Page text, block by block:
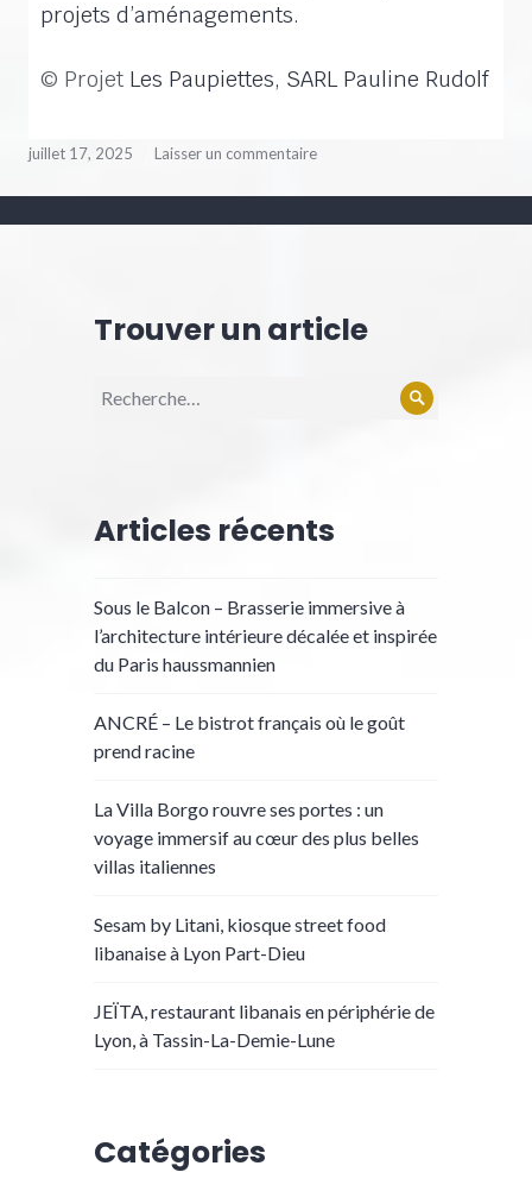
projets d’aménagements.
© Projet Les Paupiettes, SARL Pauline Rudolf
juillet 17, 2025 Laisser un commentaire
Trouver un article
Articles récents
Sous le Balcon – Brasserie immersive à
l’architecture intérieure décalée et inspirée
du Paris haussmannien
ANCRÉ – Le bistrot français où le goût
prend racine
La Villa Borgo rouvre ses portes : un
voyage immersif au cœur des plus belles
villas italiennes
Sesam by Litani, kiosque street food
libanaise à Lyon Part-Dieu
JEÏTA, restaurant libanais en périphérie de
Lyon, à Tassin-La-Demie-Lune
Catégories